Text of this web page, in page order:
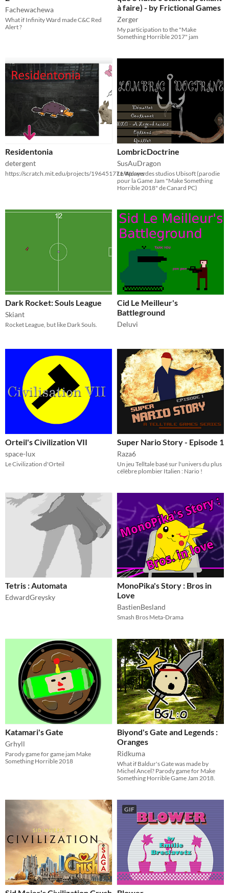
Fachewachewa
What if Infinity Ward made C&C Red
Alert ?
à faire) - by Frictional Games
Zerger
​My participation to the "Make
Something Horrible 2017" jam
Residentonia
detergent
https://scratch.mit.edu/projects/196451771/#player
LombricDoctrine
SusAuDragon
Le Worms des studios Ubisoft (parodie
pour la Game Jam "Make Something
Horrible 2018" de Canard PC)
Dark Rocket: Souls League
Skiant
Rocket League, but like Dark Souls.
Cid Le Meilleur's
Battleground
Deluvi
Orteil's Civilization VII
space-lux
Le Civilization d'Orteil
Super Nario Story - Episode 1
Raza6
Un jeu Telltale basé sur l'univers du plus
célèbre plombier Italien : Nario !
Tetris : Automata
EdwardGreysky
MonoPika's Story : Bros in
Love
BastienBesland
Smash Bros Meta-Drama
Katamari's Gate
Grhyll
Parody game for game jam Make
Something Horrible 2018
Biyond's Gate and Legends :
Oranges
Ridkuma
What if Baldur's Gate was made by
Michel Ancel? Parody game for Make
Something Horrible Game Jam 2018.
GIF